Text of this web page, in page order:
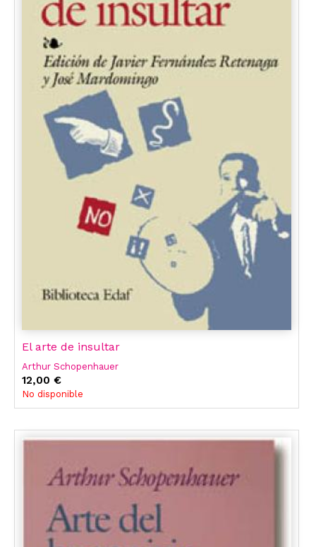
El arte de insultar
Arthur Schopenhauer
12,00 €
No disponible